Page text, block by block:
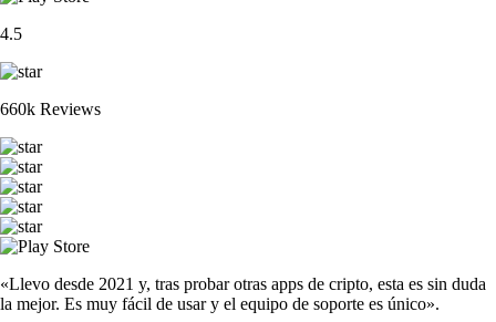
4.5
660k Reviews
«Llevo desde 2021 y, tras probar otras apps de cripto, esta es sin duda
la mejor. Es muy fácil de usar y el equipo de soporte es único».